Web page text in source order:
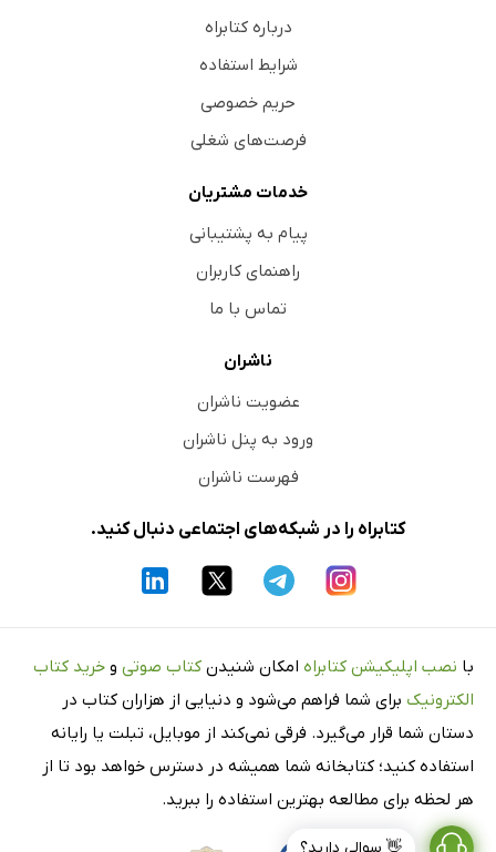
👋 سوالی دارید؟
درباره کتابراه
شرایط استفاده
حریم خصوصی
فرصت‌های شغلی
خدمات مشتریان
پیام به پشتیبانی
راهنمای کاربران
تماس با ما
ناشران
عضویت ناشران
ورود به پنل ناشران
فهرست ناشران
کتابراه را در شبکه‌های اجتماعی دنبال کنید.
با نصب اپلیکیشن کتابراه امکان شنیدن کتاب صوتی و خرید کتاب
الکترونیک برای شما فراهم می‌شود و دنیایی از هزاران کتاب در
دستان شما قرار می‌گیرد. فرقی نمی‌کند از موبایل، تبلت یا رایانه
استفاده کنید؛ کتابخانه شما همیشه در دسترس خواهد بود تا از
هر لحظه برای مطالعه بهترین استفاده را ببرید.